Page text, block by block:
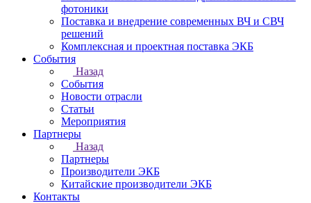
фотоники
Поставка и внедрение современных ВЧ и СВЧ
решений
Комплексная и проектная поставка ЭКБ
События
Назад
События
Новости отрасли
Статьи
Мероприятия
Партнеры
Назад
Партнеры
Производители ЭКБ
Китайские производители ЭКБ
Контакты